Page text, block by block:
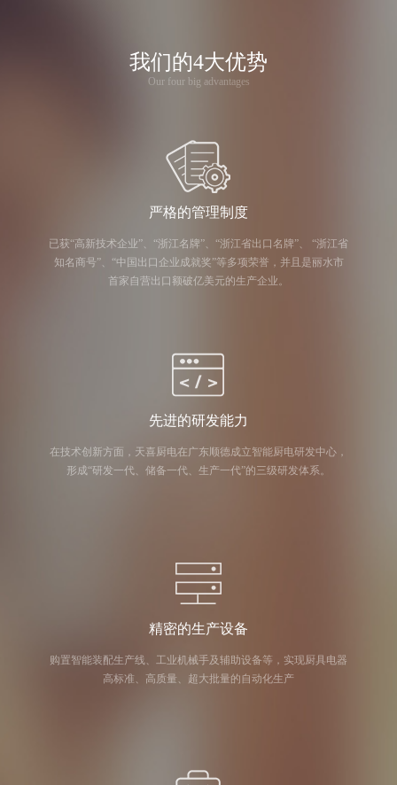
我们的4大优势
Our four big advantages
严格的管理制度
已获“高新技术企业”、“浙江名牌”、“浙江省出口名牌”、 “浙江省
知名商号”、“中国出口企业成就奖”等多项荣誉，并且是丽水市
首家自营出口额破亿美元的生产企业。
先进的研发能力
在技术创新方面，天喜厨电在广东顺德成立智能厨电研发中心，
形成“研发一代、储备一代、生产一代”的三级研发体系。
精密的生产设备
购置智能装配生产线、工业机械手及辅助设备等，实现厨具电器
高标准、高质量、超大批量的自动化生产